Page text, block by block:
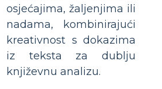
osjećajima, žaljenjima ili
nadama, kombinirajući
kreativnost s dokazima
iz teksta za dublju
književnu analizu.